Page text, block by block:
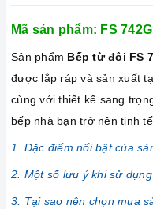
Mã sản phẩm: FS 742G
Sản phẩm Bếp từ đôi FS
được lắp ráp và sản xuất
cùng với thiết kế sang
bếp nhà bạn trở nên tinh
1. Đặc điểm nổi bật của
2. Một số lưu ý khi sử
3. Tại sao nên chọn mua